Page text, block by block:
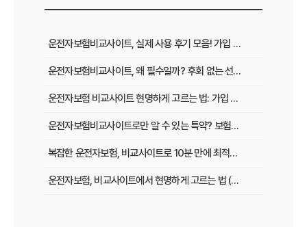
운전자보험비교사이트, 실제 사용 후기 모음! 가입 전 반드시 봐야 할 꿀팁
운전자보험비교사이트, 왜 필수일까? 후회 없는 선택을 위한 3가지 핵심 질문
운전자보험 비교사이트 현명하게 고르는 법: 가입 전 놓치지 말아야 할 체크리스트
운전자보험비교사이트로만 알 수 있는 특약? 보험료 절감 비법 공개
복잡한 운전자보험, 비교사이트로 10분 만에 최적의 설계 끝내는 법
운전자보험, 비교사이트에서 현명하게 고르는 법 (보장 VS 가격)